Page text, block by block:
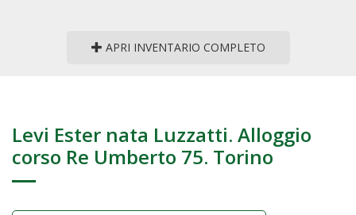
APRI INVENTARIO COMPLETO
Levi Ester nata Luzzatti. Alloggio
corso Re Umberto 75. Torino